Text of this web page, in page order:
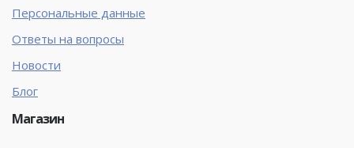
Персональные данные
Ответы на вопросы
Новости
Блог
Магазин